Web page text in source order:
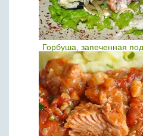
Горбуша, запеченная